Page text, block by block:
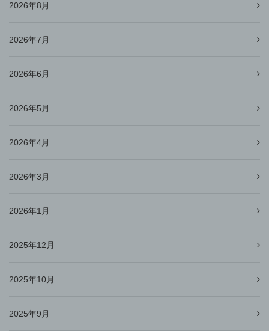
2026年8月
2026年7月
2026年6月
2026年5月
2026年4月
2026年3月
2026年1月
2025年12月
2025年10月
2025年9月